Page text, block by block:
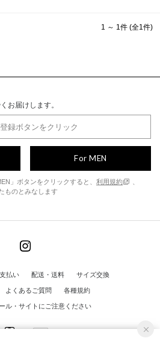
1 ～ 1件 (全1件)
お届けします。
For MEN
」ボタンをクリックすると、 利用規約
ものとみなします
払い 配送・送料 サイズ交換
よくあるご質問 各種規約
ル・サイトにご注意ください